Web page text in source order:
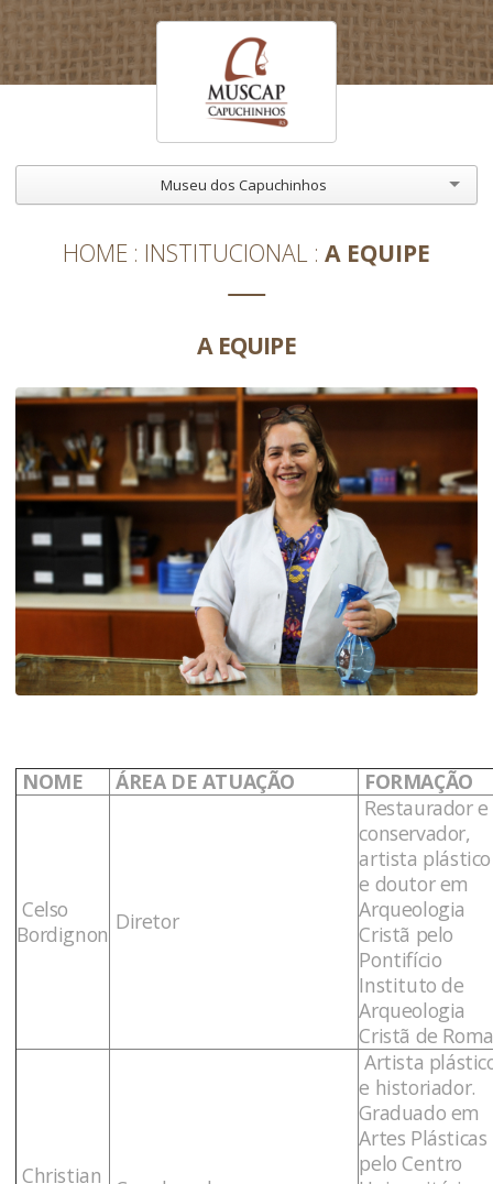
Museu dos Capuchinhos
HOME INSTITUCIONAL A EQUIPE
A EQUIPE
NOME ÁREA DE ATUAÇÃO FORMAÇÃO
Celso
Bordignon Diretor
Restaurador e
conservador,
artista plástico
e doutor em
Arqueologia
Cristã pelo
Pontifício
Instituto de
Arqueologia
Cristã de
Christian
Artista
e historiador.
Graduado em
Artes Plásticas
pelo Centro